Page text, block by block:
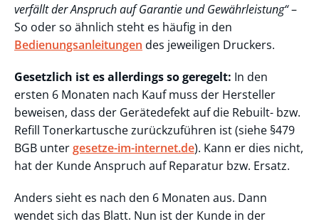
verfällt der Anspruch auf Garantie und Gewährleistung“–
So oder so ähnlich steht es häufig in den
Bedienungsanleitungen des jeweiligen Druckers.
Gesetzlich ist es allerdings so geregelt: In den
ersten 6 Monaten nach Kauf muss der Hersteller
beweisen, dass der Gerätedefekt auf die Rebuilt- bzw.
Refill Tonerkartusche zurückzuführen ist (siehe §479
BGB untergesetze-im-internet.de). Kann er dies nicht,
hat der Kunde Anspruch auf Reparatur bzw. Ersatz.
Anders sieht es nach den 6 Monaten aus. Dann
wendet sich das Blatt. Nun ist der Kunde in der